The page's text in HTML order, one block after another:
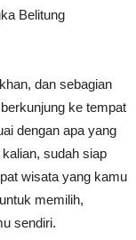
Belitung
dan sebagian
ke tempat
dengan apa yang
sudah siap
wisata yang kamu
memilih,
sendiri.